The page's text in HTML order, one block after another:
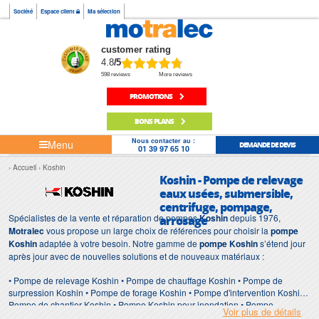
Société Espace client Ma sélection
customer rating
4.8/5
598 reviews More reviews
PROMOTIONS
BONS PLANS
Menu Nous contacter au :
01 39 97 65 10 DEMANDE DE DEVIS
Accueil Koshin
Koshin - Pompe de relevage
eaux usées, submersible,
centrifuge, pompage,
arrosage
Spécialistes de la vente et réparation de pompesKoshindepuis 1976,
Motralecvous propose un large choix de références pour choisir la pompe
Koshinadaptée à votre besoin. Notre gamme depompe Koshins’étend jour
après jour avec de nouvelles solutions et de nouveaux matériaux :
• Pompe de relevage Koshin • Pompe de chauffage Koshin • Pompe de
surpression Koshin • Pompe de forage Koshin • Pompe d'intervention Koshin •
Pompe de chantier Koshin • Pompe Koshin pour inondation • Pompe
immergée Koshin • Pompe Koshin de surface • Station de relevage Koshin •
Voir plus de détails